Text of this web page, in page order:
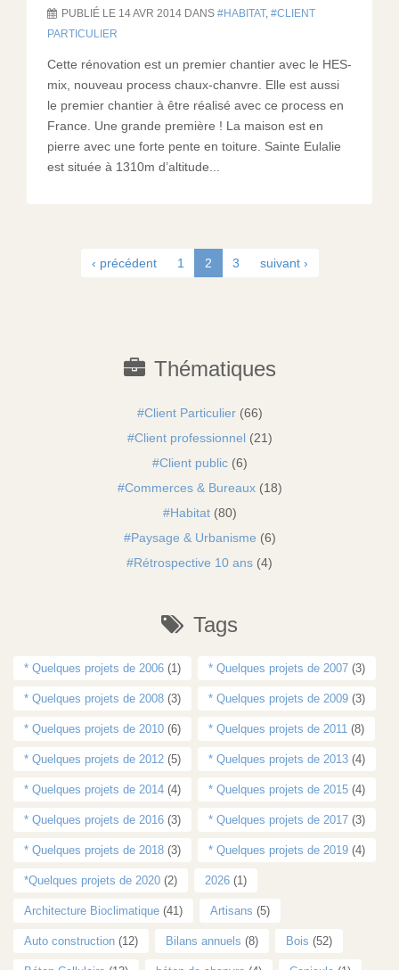
PUBLIÉ LE 14 AVR 2014 DANS HABITAT
CLIENT
PARTICULIER
Cette rénovation est un premier chantier avec le HES-
mix, nouveau process chaux-chanvre. Elle est aussi
le premier chantier à être réalisé avec ce process en
France. Une grande première ! La maison est en
pierre avec une forte pente en toiture. Sainte Eulalie
est située à 1310m d’altitude...
‹ précédent 1 2 3 suivant ›
Thématiques
Client Particulier(66)
Client professionnel(21)
Client public(6)
Commerces & Bureaux(18)
Habitat(80)
Paysage & Urbanisme (6)
Rétrospective 10 ans (4)
Tags
* Quelques projets de 2006 (1) * Quelques projets de 2007 (3)
* Quelques projets de 2008 (3) * Quelques projets de 2009 (3)
* Quelques projets de 2010 (6) * Quelques projets de 2011 (8)
* Quelques projets de 2012 (5) * Quelques projets de 2013 (4)
* Quelques projets de 2014 (4) * Quelques projets de 2015 (4)
* Quelques projets de 2016 (3) * Quelques projets de 2017 (3)
* Quelques projets de 2018 (3) * Quelques projets de 2019 (4)
*Quelques projets de 2020 (2) 2026 (1)
Architecture Bioclimatique (41) Artisans (5)
Auto construction (12) Bilans annuels (8) Bois (52)